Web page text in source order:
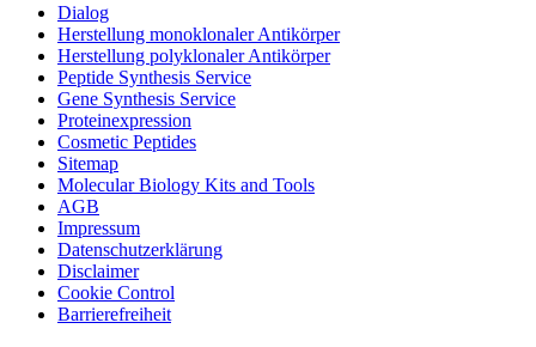
Dialog
Herstellung monoklonaler Antikörper
Herstellung polyklonaler Antikörper
Peptide Synthesis Service
Gene Synthesis Service
Proteinexpression
Cosmetic Peptides
Sitemap
Molecular Biology Kits and Tools
AGB
Impressum
Datenschutzerklärung
Disclaimer
Cookie Control
Barrierefreiheit